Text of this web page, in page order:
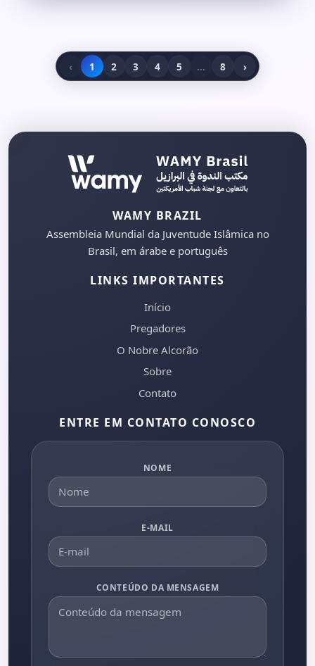
‹ 1 2 3 4 5 … 8 ›
WAMY BRAZIL
Assembleia Mundial da Juventude Islâmica no
Brasil, em árabe e português
LINKS IMPORTANTES
Início
Pregadores
O Nobre Alcorão
Sobre
Contato
ENTRE EM CONTATO CONOSCO
NOME
E-MAIL
CONTEÚDO DA MENSAGEM